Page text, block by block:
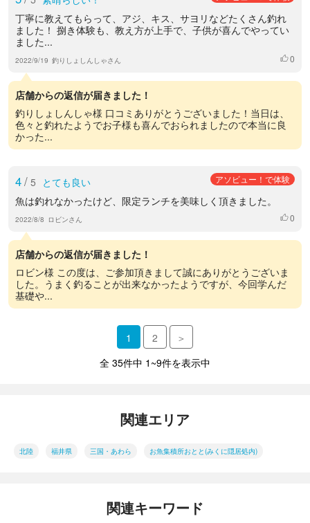
丁寧に教えてもらって、アジ、キス、サヨリなどたくさん釣れ
ました！ 捌き体験も、教え方が上手で、子供が喜んでやってい
ました...
2022/9/19 釣りしょしんしゃさん いいね
0
店舗からの返信が届きました！
釣りしょしんしゃ様 口コミありがとうございました！当日は、
色々と釣れたようでお子様も喜んでおられましたので本当に良
かった...
4/ 5 とても良い アソビュー！で体験
魚は釣れなかったけど、限定ランチを美味しく頂きました。
2022/8/8 ロビンさん いいね
0
店舗からの返信が届きました！
ロビン様 この度は、ご参加頂きまして誠にありがとうございま
した。うまく釣ることが出来なかったようですが、今回学んだ
基礎や...
1 2
＞
全 35件中 1~9件を表示中
関連エリア
北陸 福井県 三国・あわら お魚集積所おとと(みくに隠居処内)
関連キーワード